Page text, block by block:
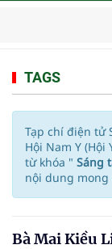
TAGS
Tạp chí điện tử
Hội Nam Y (Hội
từ khóa " Sáng
nội dung
Bà Mai Kiều